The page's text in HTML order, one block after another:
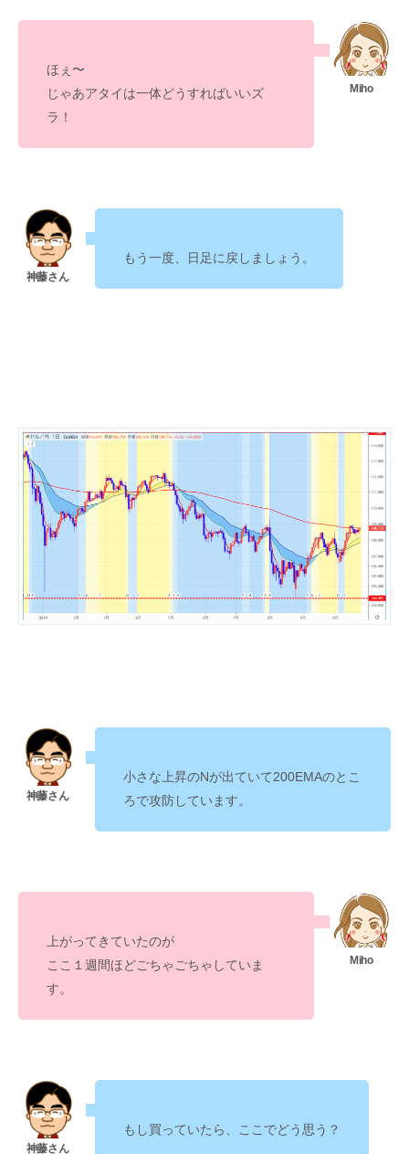
ほぇ〜
じゃあアタイは一体どうすればいいズ
ラ！
もう一度、日足に戻しましょう。
小さな上昇のNが出ていて200EMAのとこ
ろで攻防しています。
上がってきていたのが
ここ１週間ほどごちゃごちゃしていま
す。
もし買っていたら、ここでどう思う？